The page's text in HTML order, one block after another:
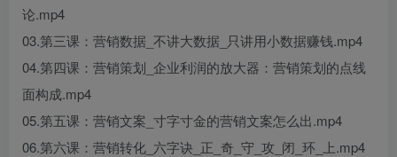
论.mp4
03.第三课：营销数据_不讲大数据_只讲用小数据赚钱.mp4
04.第四课：营销策划_企业利润的放大器：营销策划的点线
面构成.mp4
05.第五课：营销文案_寸字寸金的营销文案怎么出.mp4
06.第六课：营销转化_六字诀_正_奇_守_攻_闭_环_上.mp4